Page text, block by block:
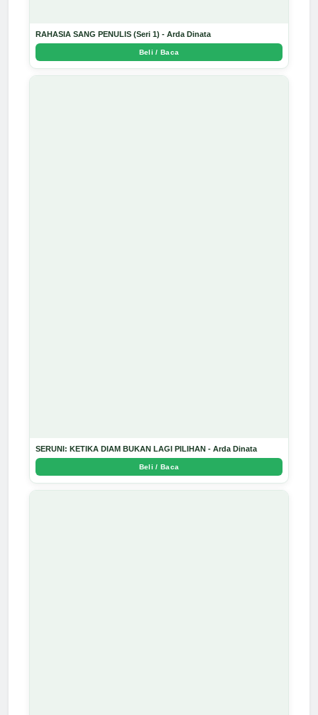
RAHASIA SANG PENULIS (Seri 1) - Arda Dinata
Beli / Baca
SERUNI: KETIKA DIAM BUKAN LAGI PILIHAN - Arda Dinata
Beli / Baca